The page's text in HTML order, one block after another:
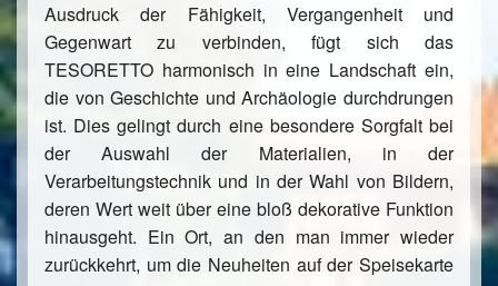
Ausdruck der Fähigkeit, Vergangenheit und
Gegenwart zu verbinden, fügt sich das
TESORETTO harmonisch in eine Landschaft ein,
die von Geschichte und Archäologie durchdrungen
ist. Dies gelingt durch eine besondere Sorgfalt bei
der Auswahl der Materialien, in der
Verarbeitungstechnik und in der Wahl von Bildern,
deren Wert weit über eine bloß dekorative Funktion
hinausgeht. Ein Ort, an den man immer wieder
zurückkehrt, um die Neuheiten auf der Speisekarte